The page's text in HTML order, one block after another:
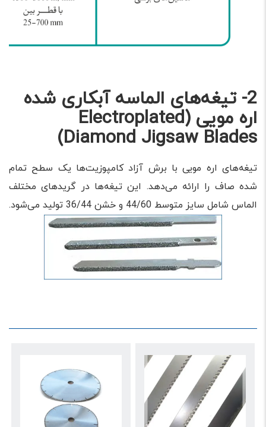
2- تیغه‌های الماسه آبکاری شده
اره مویی (Electroplated
Diamond Jigsaw Blades)
تیغه‌های اره مویی با برش آزاد کامپوزیت‌ها یک سطح تمام
شده صاف را ارائه می‌دهد. این تیغه‌ها در گریدهای مختلف
الماس شامل سایز متوسط 44/60 و خشن 36/44 تولید می‌شود.